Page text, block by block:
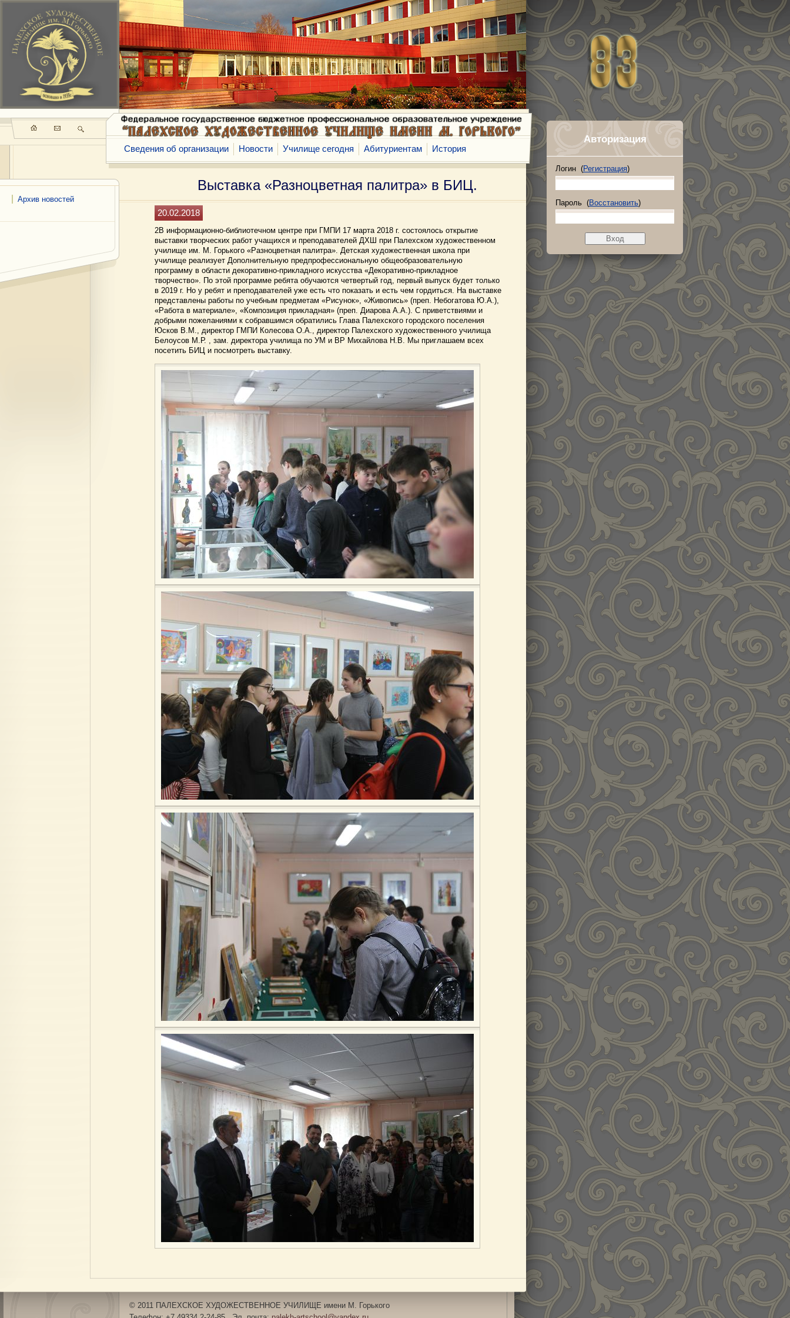
Архив новостей
Сведения об организации Новости Училище сегодня Абитуриентам История
Выставка «Разноцветная палитра» в БИЦ.
20.02.2018
2В информационно-библиотечном центре при ГМПИ 17 марта 2018 г. состоялось открытие
выставки творческих работ учащихся и преподавателей ДХШ при Палехском художественном
училище им. М. Горького «Разноцветная палитра». Детская художественная школа при
училище реализует Дополнительную предпрофессиональную общеобразовательную
программу в области декоративно-прикладного искусства «Декоративно-прикладное
творчество». По этой программе ребята обучаются четвертый год, первый выпуск будет только
в 2019 г. Но у ребят и преподавателей уже есть что показать и есть чем гордиться. На выставке
представлены работы по учебным предметам «Рисунок», «Живопись» (преп. Небогатова Ю.А.),
«Работа в материале», «Композиция прикладная» (преп. Диарова А.А.). С приветствиями и
добрыми пожеланиями к собравшимся обратились Глава Палехского городского поселения
Юсков В.М., директор ГМПИ Колесова О.А., директор Палехского художественного училища
Белоусов М.Р. , зам. директора училища по УМ и ВР Михайлова Н.В. Мы приглашаем всех
посетить БИЦ и посмотреть выставку.
© 2011 ПАЛЕХСКОЕ ХУДОЖЕСТВЕННОЕ УЧИЛИЩЕ имени М. Горького
Авторизация
Логин (Регистрация)
Пароль (Восстановить)